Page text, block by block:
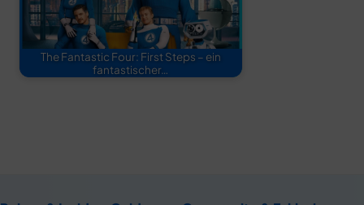
The Fantastic Four: First Steps – ein
fantastischer…